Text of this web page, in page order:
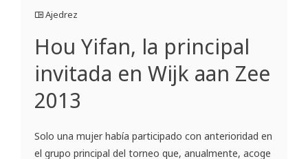
Ajedrez
Hou Yifan, la principal
invitada en Wijk aan Zee
2013
Solo una mujer había participado con anterioridad en
el grupo principal del torneo que, anualmente, acoge